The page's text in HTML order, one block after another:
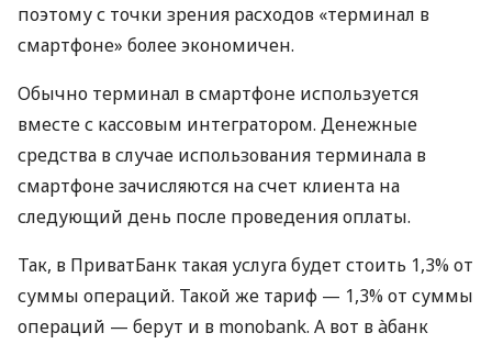
поэтому с точки зрения расходов «терминал в
смартфоне» более экономичен.
Обычно терминал в смартфоне используется
вместе с кассовым интегратором. Денежные
средства в случае использования терминала в
смартфоне зачисляются на счет клиента на
следующий день после проведения оплаты.
Так, в ПриватБанк такая услуга будет стоить 1,3% от
суммы операций. Такой же тариф — 1,3% от суммы
операций — берут и в monobank. А вот в àбанк